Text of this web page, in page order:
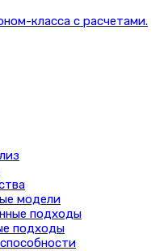
класса с расчетами.
модели
подходы
подходы